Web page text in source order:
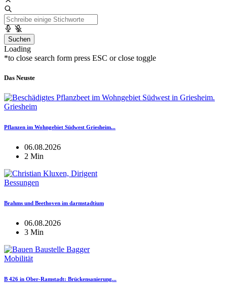
Suchen
Loading
*to close search form press ESC or close toggle
Das Neuste
Griesheim
Pflanzen im Wohngebiet Südwest Griesheim...
06.08.2026
2 Min
Bessungen
Brahms und Beethoven im darmstadtium
06.08.2026
3 Min
Mobilität
B 426 in Ober-Ramstadt: Brückensanierung...